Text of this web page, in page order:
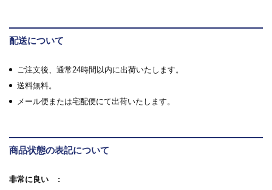
配送について
ご注文後、通常24時間以内に出荷いたします。
送料無料。
メール便または宅配便にて出荷いたします。
商品状態の表記について
非常に良い